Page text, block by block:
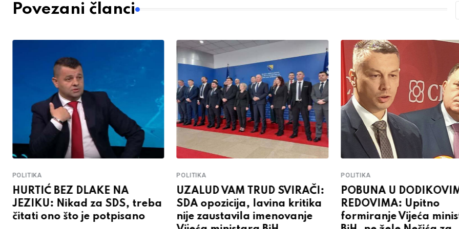
Povezani članci
POLITIKA
HURTIĆ BEZ DLAKE NA
JEZIKU: Nikad za SDS, treba
čitati ono što je potpisano
POLITIKA
UZALUD VAM TRUD SVIRAČI:
SDA opozicija, lavina kritika
nije zaustavila imenovanje
POLITIKA
POBUNA U
REDOVIMA: Upitno
formiranje Vijeća